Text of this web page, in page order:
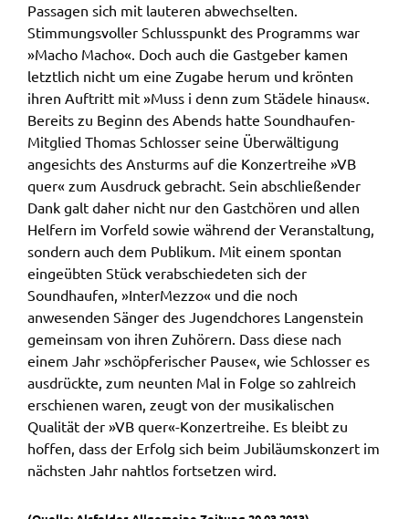
Passagen sich mit lauteren abwechselten.
Stimmungsvoller Schlusspunkt des Programms war
»Macho Macho«. Doch auch die Gastgeber kamen
letztlich nicht um eine Zugabe herum und krönten
ihren Auftritt mit »Muss i denn zum Städele hinaus«.
Bereits zu Beginn des Abends hatte Soundhaufen-
Mitglied Thomas Schlosser seine Überwältigung
angesichts des Ansturms auf die Konzertreihe »VB
quer« zum Ausdruck gebracht. Sein abschließender
Dank galt daher nicht nur den Gastchören und allen
Helfern im Vorfeld sowie während der Veranstaltung,
sondern auch dem Publikum. Mit einem spontan
eingeübten Stück verabschiedeten sich der
Soundhaufen, »InterMezzo« und die noch
anwesenden Sänger des Jugendchores Langenstein
gemeinsam von ihren Zuhörern. Dass diese nach
einem Jahr »schöpferischer Pause«, wie Schlosser es
ausdrückte, zum neunten Mal in Folge so zahlreich
erschienen waren, zeugt von der musikalischen
Qualität der »VB quer«-Konzertreihe. Es bleibt zu
hoffen, dass der Erfolg sich beim Jubiläumskonzert im
nächsten Jahr nahtlos fortsetzen wird.